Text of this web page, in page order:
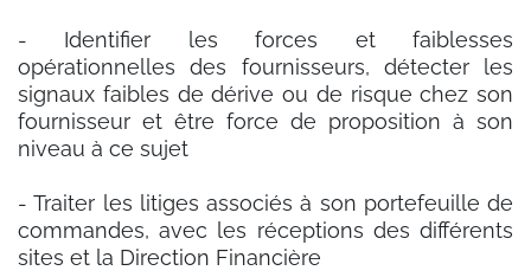
- Identifier les forces et faiblesses
opérationnelles des fournisseurs, détecter les
signaux faibles de dérive ou de risque chez son
fournisseur et être force de proposition à son
niveau à ce sujet
- Traiter les litiges associés à son portefeuille de
commandes, avec les réceptions des différents
sites et la Direction Financière